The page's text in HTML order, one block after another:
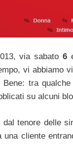
via sabato 6
vi abbiamo
Bene: tra
su alcuni
tenore delle
cliente